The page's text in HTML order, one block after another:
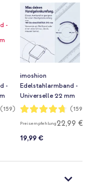
-
(159)
imoshion
Edelstahlarmband -
Universelle 22 mm
Anschluss - Rosé
Bewertung:
94%
(159)
Preisempfehlung22,99 €
19,99 €